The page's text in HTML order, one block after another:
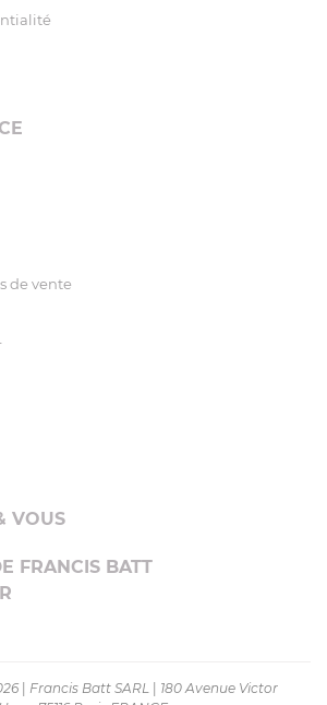
de vente
VOUS
FRANCIS BATT
Francis Batt SARL
180 Avenue Victor